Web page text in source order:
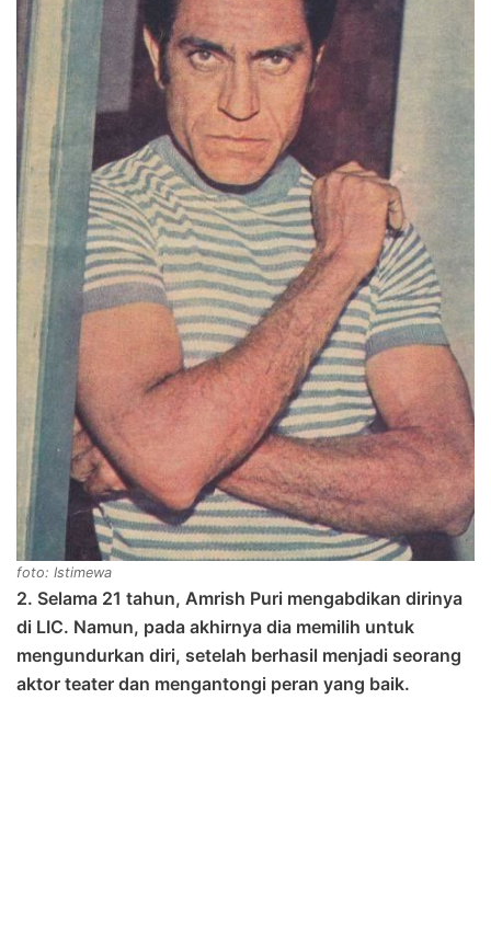
foto: Istimewa
2. Selama 21 tahun, Amrish Puri mengabdikan dirinya
di LIC. Namun, pada akhirnya dia memilih untuk
mengundurkan diri, setelah berhasil menjadi seorang
aktor teater dan mengantongi peran yang baik.